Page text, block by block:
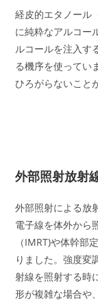
経皮的エタノール
に純粋なアルコー
ルコールを注入す
る機序を使ってい
ひろがらないこと
外部照射放射
外部照射による放
電子線を体外から
（IMRT)や体幹部
りました。強度変
射線を照射する時
形が複雑な場合や